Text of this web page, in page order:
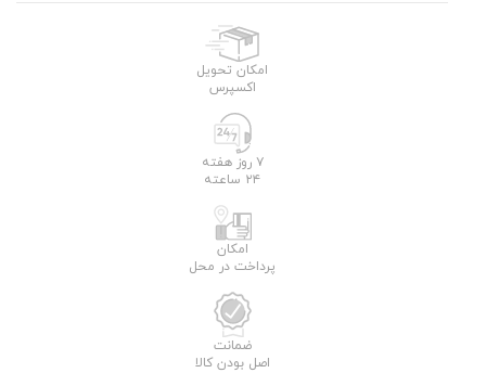
امکان تحویل
اکسپرس
۷ روز هفته
۲۴ ساعته
امکان
پرداخت در محل
ضمانت
اصل بودن کالا